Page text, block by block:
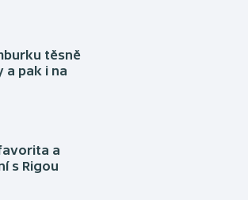
těsně
a pak i na
a
s Rigou